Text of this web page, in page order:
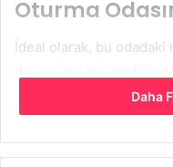
Oturma
İdeal olarak, bu odadaki
hissetmeleri için uygun
ya da L kanepeler bu
Daha